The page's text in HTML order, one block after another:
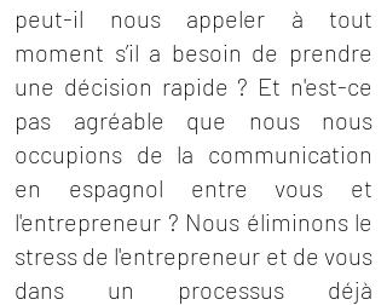
peut-il nous appeler à tout
moment s’il a besoin de prendre
une décision rapide ? Et n'est-ce
pas agréable que nous nous
occupions de la communication
en espagnol entre vous et
l'entrepreneur ? Nous éliminons le
stress de l'entrepreneur et de vous
dans un processus déjà